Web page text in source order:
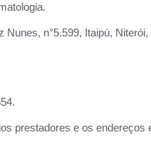
Nunes, n°5.599, Itaipú,
prestadores e os endereços